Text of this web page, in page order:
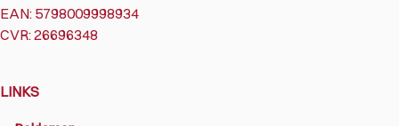
EAN: 5798009998934
CVR: 26696348
LINKS